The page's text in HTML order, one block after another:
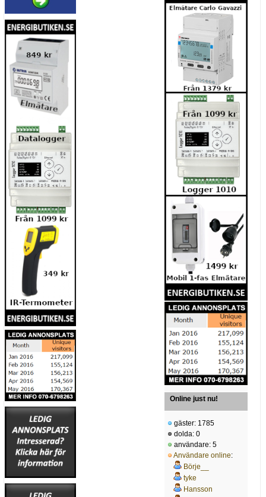
Online just nu!
gäster: 1785
dolda: 0
användare: 5
Användare online:
Börje__
tyke
Hansson